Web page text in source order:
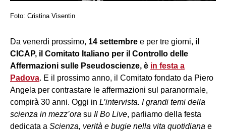
Foto: Cristina Visentin
Da venerdì prossimo, 14 settembre e per tre giorni, il
CICAP, il Comitato Italiano per il Controllo delle
Affermazioni sulle Pseudoscienze, è in festa a
Padova. E il prossimo anno, il Comitato fondato da Piero
Angela per contrastare le affermazioni sul paranormale,
compirà 30 anni. Oggi in L’intervista. I grandi temi della
scienza in mezz’ora su Il Bo Live, parliamo della festa
dedicata a Scienza, verità e bugie nella vita quotidiana e